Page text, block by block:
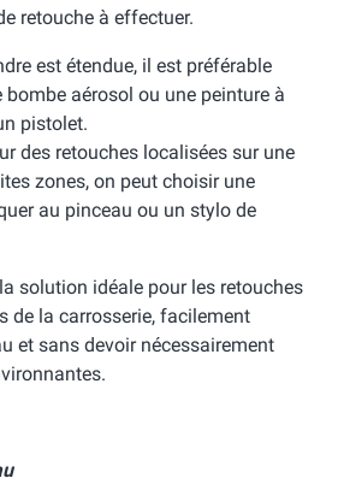
retouche à effectuer.
est étendue, il est préférable
bombe aérosol ou une peinture à
pistolet.
des retouches localisées sur une
zones, on peut choisir une
au pinceau ou un stylo de
solution idéale pour les retouches
de la carrosserie, facilement
et sans devoir nécessairement